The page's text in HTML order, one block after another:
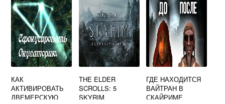
КАК
АКТИВИРОВАТЬ
ДВЕМЕРСКУЮ
THE ELDER
SCROLLS: 5
SKYRIM
ГДЕ НАХОДИТСЯ
ВАЙТРАН В
СКАЙРИМЕ